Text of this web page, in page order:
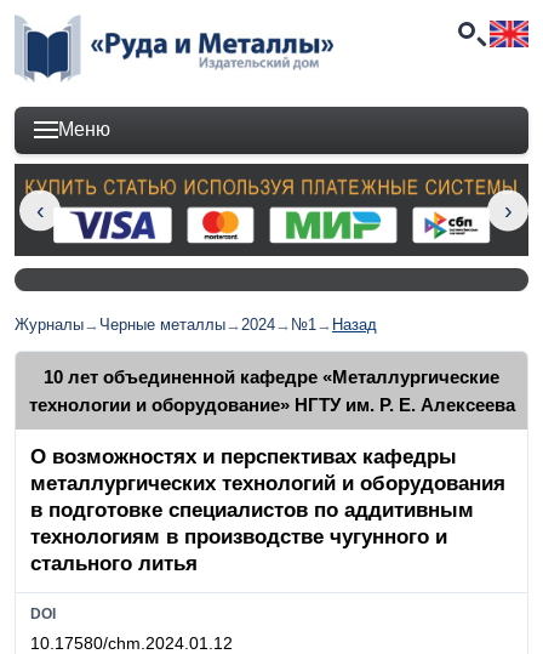
Меню
Журналы→ Черные металлы→2024→ №1→ Назад
10 лет объединенной кафедре «Металлургические
технологии и оборудование» НГТУ им. Р. Е. Алексеева
О возможностях и перспективах кафедры
металлургических технологий и оборудования
в подготовке специалистов по аддитивным
технологиям в производстве чугунного и
стального литья
DOI
10.17580/chm.2024.01.12